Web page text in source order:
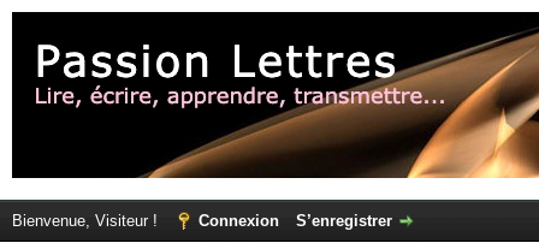
Bienvenue, Visiteur ! Connexion S’enregistrer